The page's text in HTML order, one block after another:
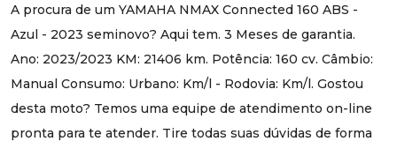
A procura de um YAMAHA NMAX Connected 160 ABS -
Azul - 2023 seminovo? Aqui tem. 3 Meses de garantia.
Ano: 2023/2023 KM: 21406 km. Potência: 160 cv. Câmbio:
Manual Consumo: Urbano: Km/l - Rodovia: Km/l. Gostou
desta moto? Temos uma equipe de atendimento on-line
pronta para te atender. Tire todas suas dúvidas de forma